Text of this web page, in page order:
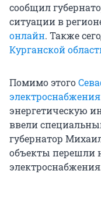
сообщил
ситуации в
онлайн. Также
Курганской
Помимо этого
электроснабжения
энергетическую
ввели
губернатор
объекты перешли